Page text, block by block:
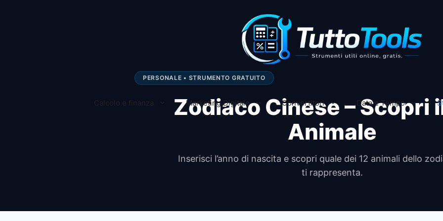
Calcolo e finanza Marketing Digitale Convertitori Data e Tempo
PERSONALE • STRUMENTO GRATUITO
Zodiaco Cinese – Scopri
Animale
Inserisci l’anno di nascita e scopri quale dei 12 animali dello
ti rappresenta.